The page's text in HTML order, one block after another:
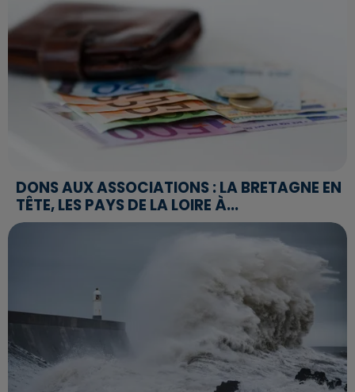
DONS AUX ASSOCIATIONS : LA BRETAGNE EN
TÊTE, LES PAYS DE LA LOIRE À...